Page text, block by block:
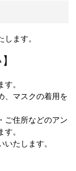
ます。
。
、マスクの着用を
ご住所などのアン
。
たします。